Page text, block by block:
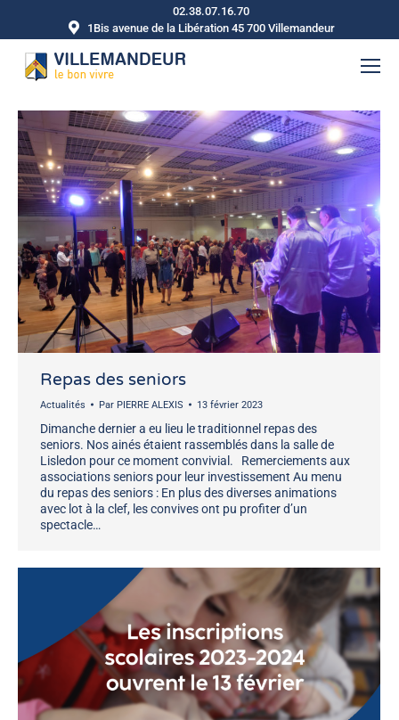
02.38.07.16.70
1Bis avenue de la Libération 45 700 Villemandeur
Repas des seniors
Actualités Par PIERRE ALEXIS 13 février 2023
Dimanche dernier a eu lieu le traditionnel repas des
seniors. Nos ainés étaient rassemblés dans la salle de
Lisledon pour ce moment convivial. Remerciements aux
associations seniors pour leur investissement Au menu
du repas des seniors : En plus des diverses animations
avec lot à la clef, les convives ont pu profiter d’un
spectacle…